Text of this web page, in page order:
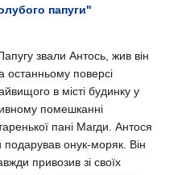
папуги"
звали Антось, жив він
останньому поверсі
в місті будинку у
помешканні
пані Магди. Антося
подарував онук-моряк. Він
привозив зі своїх